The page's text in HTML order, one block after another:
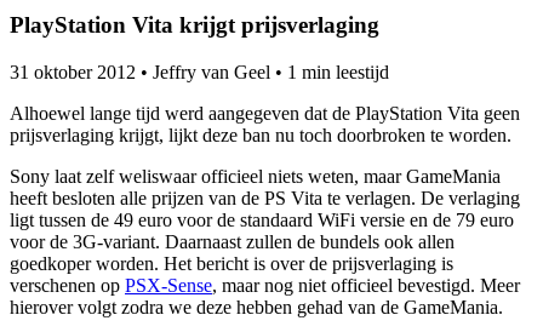
PlayStation Vita krijgt prijsverlaging
31 oktober 2012 • Jeffry van Geel • 1 min leestijd
Alhoewel lange tijd werd aangegeven dat de PlayStation Vita geen
prijsverlaging krijgt, lijkt deze ban nu toch doorbroken te worden.
Sony laat zelf weliswaar officieel niets weten, maar GameMania
heeft besloten alle prijzen van de PS Vita te verlagen. De verlaging
ligt tussen de 49 euro voor de standaard WiFi versie en de 79 euro
voor de 3G-variant. Daarnaast zullen de bundels ook allen
goedkoper worden. Het bericht is over de prijsverlaging is
verschenen op PSX-Sense, maar nog niet officieel bevestigd. Meer
hierover volgt zodra we deze hebben gehad van de GameMania.